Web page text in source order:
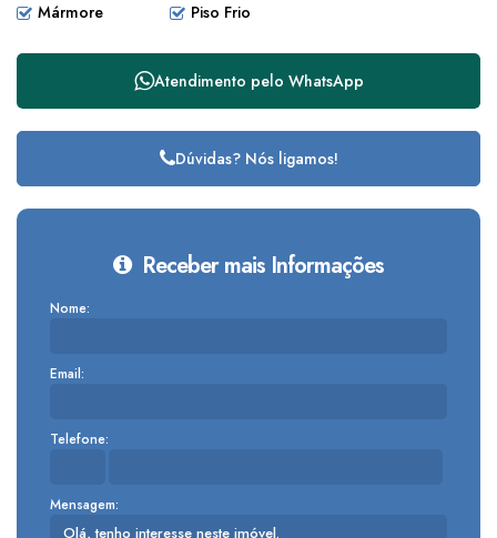
Mármore Piso Frio
Atendimento pelo WhatsApp
Dúvidas? Nós ligamos!
Receber mais Informações
Nome:
Email:
Telefone:
Mensagem: